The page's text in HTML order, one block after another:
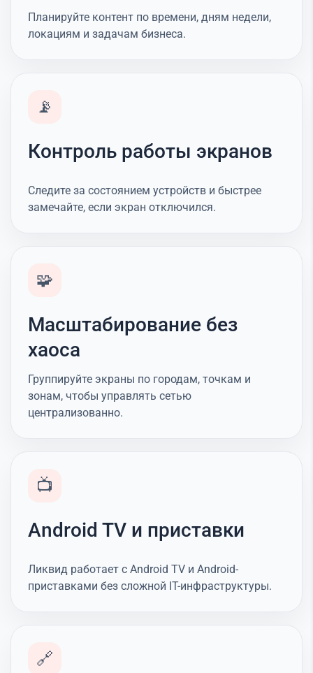
Планируйте контент по времени, дням недели,
локациям и задачам бизнеса.
📡
Контроль работы экранов
Следите за состоянием устройств и быстрее
замечайте, если экран отключился.
🧩
Масштабирование без
хаоса
Группируйте экраны по городам, точкам и
зонам, чтобы управлять сетью
централизованно.
📺
Android TV и приставки
Ликвид работает с Android TV и Android-
приставками без сложной IT-инфраструктуры.
🔗